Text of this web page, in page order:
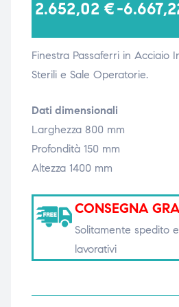
2.652,02 €-
Finestra Passaferri in Acciaio
Sterili e Sale Operatorie.
Dati dimensionali
Larghezza 800 mm
Profondità 150 mm
Altezza 1400 mm
CONSEGNA
Solitamente spedito
lavorativi